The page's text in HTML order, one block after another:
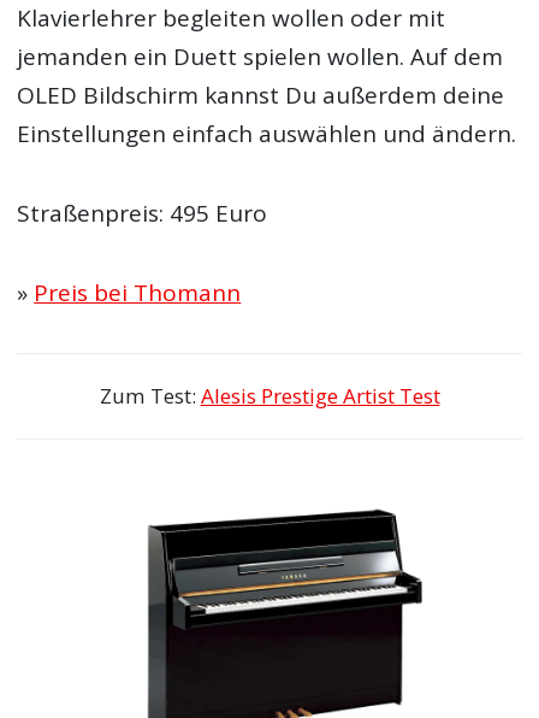
Klavierlehrer begleiten wollen oder mit
jemanden ein Duett spielen wollen. Auf dem
OLED Bildschirm kannst Du außerdem deine
Einstellungen einfach auswählen und ändern.
Straßenpreis: 495 Euro
» Preis bei Thomann
Zum Test: Alesis Prestige Artist Test